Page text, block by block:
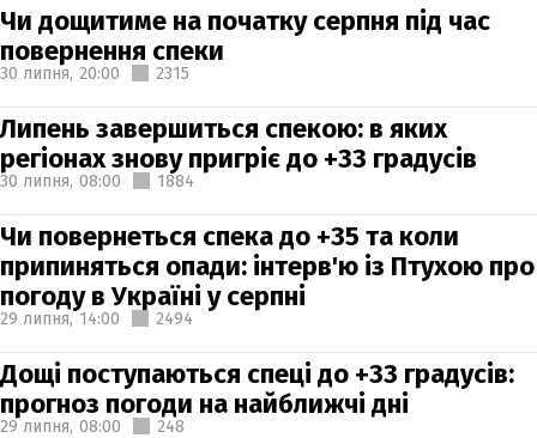
Чи дощитиме на початку серпня під час
повернення спеки
30 липня, 20:00 2315
Липень завершиться спекою: в яких
регіонах знову пригріє до +33 градусів
30 липня, 08:00 1884
Чи повернеться спека до +35 та коли
припиняться опади: інтерв'ю із Птухою про
погоду в Україні у серпні
29 липня, 14:00 2494
Дощі поступаються спеці до +33 градусів:
прогноз погоди на найближчі дні
29 липня, 08:00 248